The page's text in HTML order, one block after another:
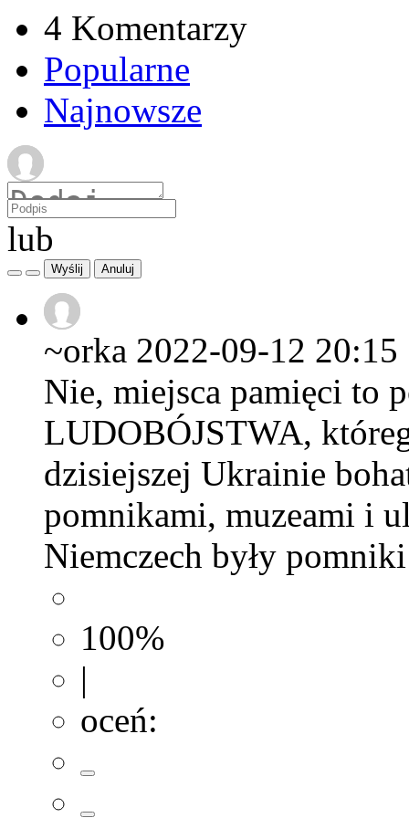
4 Komentarzy
Popularne
Najnowsze
lub
~orka 2022-09-12 20:15
Nie, miejsca pamięci to
LUDOBÓJSTWA,
dzisiejszej Ukrainie
pomnikami, muzeami i
Niemczech były
100%
|
oceń: